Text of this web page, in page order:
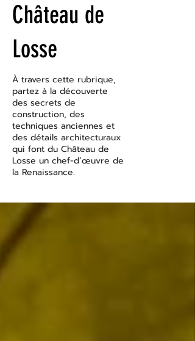
Château de
Losse
À travers cette rubrique,
partez à la découverte
des secrets de
construction, des
techniques anciennes et
des détails architecturaux
qui font du Château de
Losse un chef-d’œuvre de
la Renaissance.